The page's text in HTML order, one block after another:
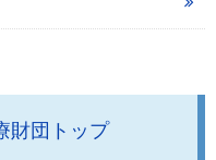
財団トップ